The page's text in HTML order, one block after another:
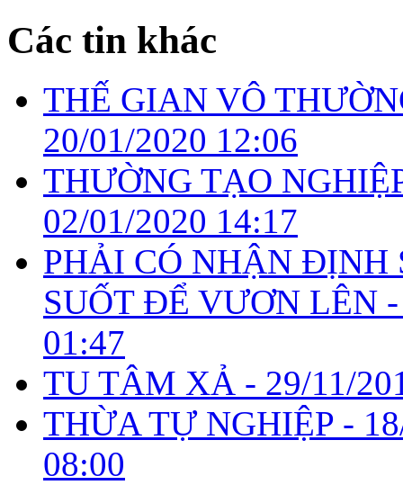
Các tin khác
THẾ GIAN VÔ
20/01/2020 12:06
THƯỜNG TẠO
02/01/2020 14:17
PHẢI CÓ NHẬN ĐỊNH
SUỐT ĐỂ VƯƠN LÊN
01:47
TU TÂM XẢ - 29/11/
THỪA TỰ NGHIỆP -
08:00